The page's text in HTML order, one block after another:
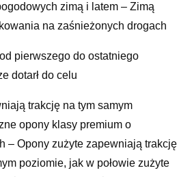
zimą i latem – Zimą
na zaśnieżonych drogach
pierwszego do ostatniego
dotarł do celu
trakcję na tym samym
opony klasy premium o
– Opony zużyte zapewniają trakcję
poziomie, jak w połowie zużyte